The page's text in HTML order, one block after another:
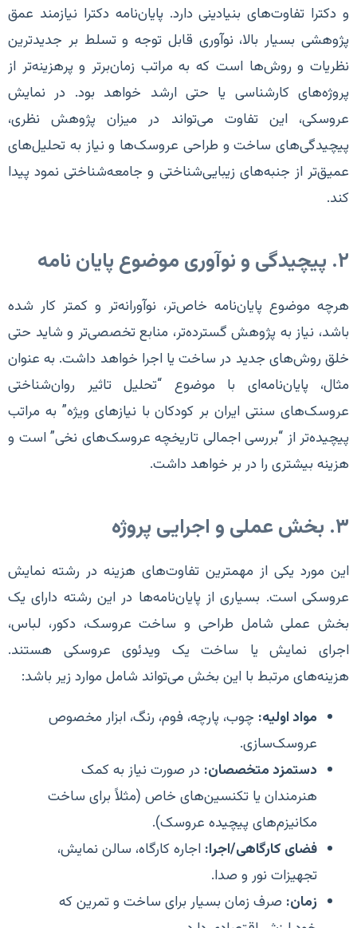
و دکترا تفاوت‌های بنیادینی دارد. پایان‌نامه دکترا نیازمند عمق
پژوهشی بسیار بالا، نوآوری قابل توجه و تسلط بر جدیدترین
نظریات و روش‌ها است که به مراتب زمان‌برتر و پرهزینه‌تر از
پروژه‌های کارشناسی یا حتی ارشد خواهد بود. در نمایش
عروسکی، این تفاوت می‌تواند در میزان پژوهش نظری،
پیچیدگی‌های ساخت و طراحی عروسک‌ها و نیاز به تحلیل‌های
عمیق‌تر از جنبه‌های زیبایی‌شناختی و جامعه‌شناختی نمود پیدا
کند.
۲. پیچیدگی و نوآوری موضوع پایان نامه
هرچه موضوع پایان‌نامه خاص‌تر، نوآورانه‌تر و کمتر کار شده
باشد، نیاز به پژوهش گسترده‌تر، منابع تخصصی‌تر و شاید حتی
خلق روش‌های جدید در ساخت یا اجرا خواهد داشت. به عنوان
مثال، پایان‌نامه‌ای با موضوع “تحلیل تاثیر روان‌شناختی
عروسک‌های سنتی ایران بر کودکان با نیازهای ویژه” به مراتب
پیچیده‌تر از “بررسی اجمالی تاریخچه عروسک‌های نخی” است و
هزینه بیشتری را در بر خواهد داشت.
۳. بخش عملی و اجرایی پروژه
این مورد یکی از مهمترین تفاوت‌های هزینه در رشته نمایش
عروسکی است. بسیاری از پایان‌نامه‌ها در این رشته دارای یک
بخش عملی شامل طراحی و ساخت عروسک، دکور، لباس،
اجرای نمایش یا ساخت یک ویدئوی عروسکی هستند.
هزینه‌های مرتبط با این بخش می‌تواند شامل موارد زیر باشد:
مواد اولیه: چوب، پارچه، فوم، رنگ، ابزار مخصوص
عروسک‌سازی.
دستمزد متخصصان: در صورت نیاز به کمک
هنرمندان یا تکنسین‌های خاص (مثلاً برای ساخت
مکانیزم‌های پیچیده عروسک).
فضای کارگاهی/اجرا: اجاره کارگاه، سالن نمایش،
تجهیزات نور و صدا.
زمان: صرف زمان بسیار برای ساخت و تمرین که